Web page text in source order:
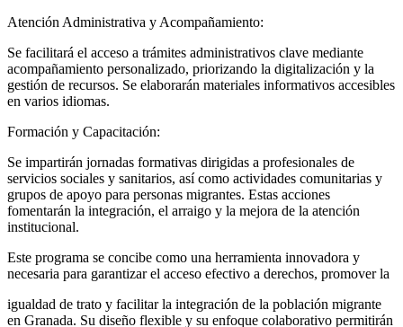
​Atención Administrativa y Acompañamiento:
​Se facilitará el acceso a trámites administrativos clave mediante
acompañamiento personalizado, priorizando la digitalización y la
gestión de recursos. Se elaborarán materiales informativos accesibles
en varios idiomas.
​Formación y Capacitación:
​Se impartirán jornadas formativas dirigidas a profesionales de
servicios sociales y sanitarios, así como actividades comunitarias y
grupos de apoyo para personas migrantes. Estas acciones
fomentarán la integración, el arraigo y la mejora de la atención
institucional.
​Este programa se concibe como una herramienta innovadora y
necesaria para garantizar el acceso efectivo a derechos, promover la
​igualdad de trato y facilitar la integración de la población migrante
en Granada. Su diseño flexible y su enfoque colaborativo permitirán